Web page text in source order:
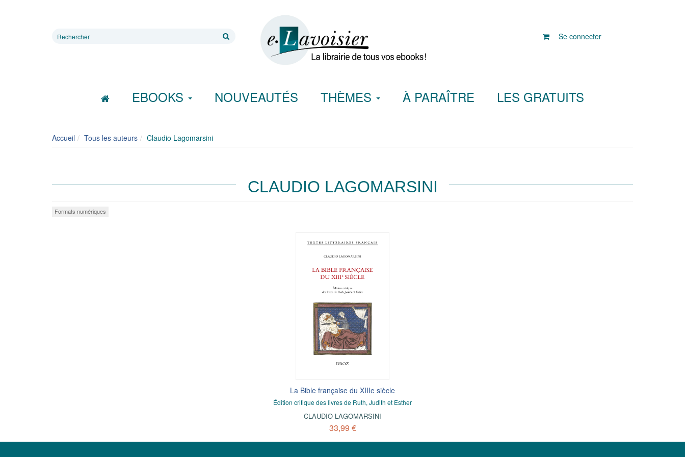
Rechercher
Se connecter
EBOOKS NOUVEAUTÉS THÈMES À PARAÎTRE LES GRATUITS
Accueil Tous les auteurs Claudio Lagomarsini
CLAUDIO LAGOMARSINI
Formats numériques
La Bible française du XIIIe siècle
Édition critique des livres de Ruth, Judith et Esther
CLAUDIO LAGOMARSINI
33,99 €